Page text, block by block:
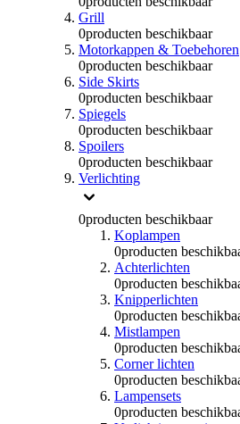
Grill
0producten beschikbaar
Motorkappen & Toebehoren
0producten beschikbaar
Side Skirts
0producten beschikbaar
Spiegels
0producten beschikbaar
Spoilers
0producten beschikbaar
Verlichting
0producten beschikbaar
Koplampen
0producten
Achterlichten
0producten
Knipperlichten
0producten
Mistlampen
0producten
Corner lichten
0producten
Lampensets
0producten